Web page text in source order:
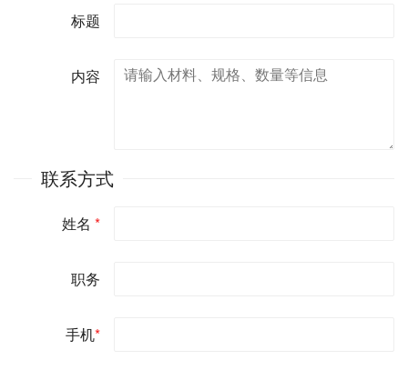
标题
内容
联系方式
姓名 *
职务
手机*